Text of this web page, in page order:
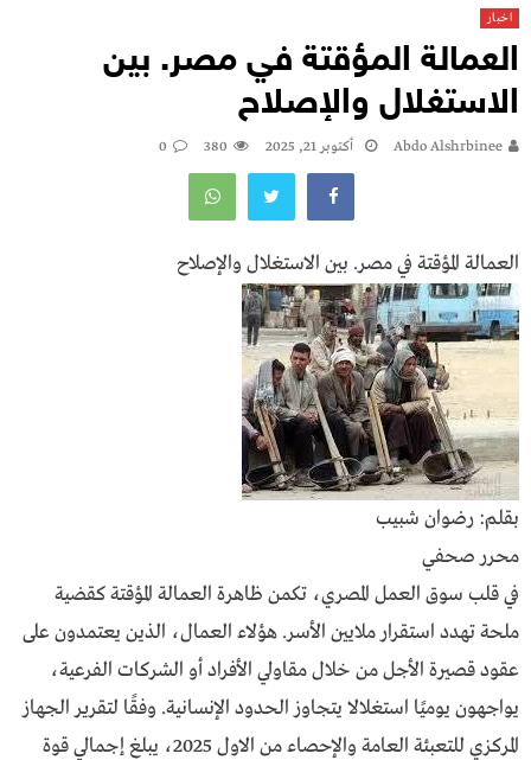
اخبار
العمالة المؤقتة في مصر. بين
الاستغلال والإصلاح
Abdo Alshrbinee أكتوبر 21, 2025 380
0
العمالة المؤقتة في مصر. بين الاستغلال والإصلاح
بقلم: رضوان شبيب
محرر صحفي
في قلب سوق العمل المصري، تكمن ظاهرة العمالة المؤقتة كقضية
ملحة تهدد استقرار ملايين الأسر. هؤلاء العمال، الذين يعتمدون على
عقود قصيرة الأجل من خلال مقاولي الأفراد أو الشركات الفرعية،
يواجهون يوميًا استغلالا يتجاوز الحدود الإنسانية. وفقًا لتقرير الجهاز
المركزي للتعبئة العامة والإحصاء من الاول 2025، يبلغ إجمالي قوة